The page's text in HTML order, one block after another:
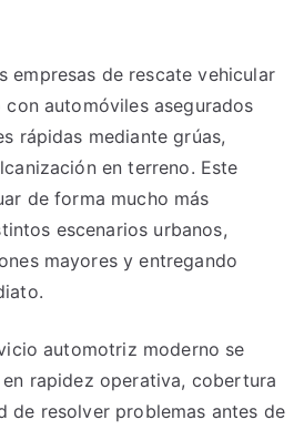
empresas de rescate vehicular
automóviles asegurados
rápidas mediante grúas,
en terreno. Este
de forma mucho más
escenarios urbanos,
mayores y entregando
automotriz moderno se
rapidez operativa, cobertura
de resolver problemas antes de